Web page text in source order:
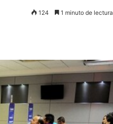
124 1 minuto de lectura